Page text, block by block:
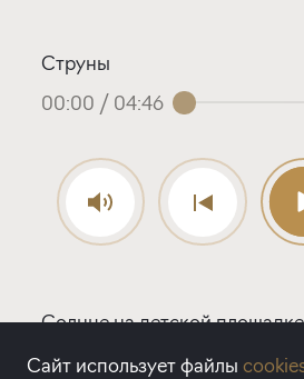
Струны
00:00 / 04:46
Солнце на детской площадке
00:00/05:03
Сайт использует файлы